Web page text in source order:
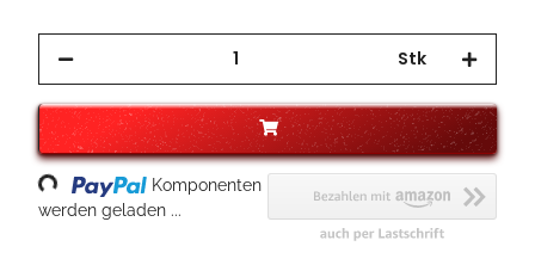
Stk
Komponenten
werden geladen ...